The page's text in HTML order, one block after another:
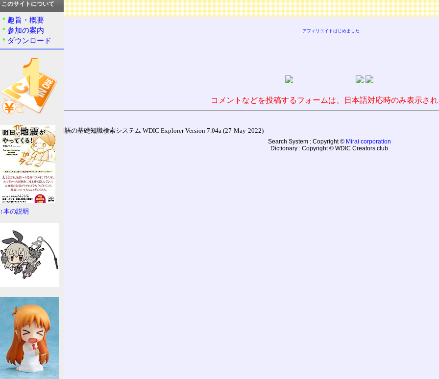
広告
アフィリエイトはじめました
コメントなどを投稿するフォームは、日本語対応時のみ表示さ
通信用語の基礎知識検索システム WDIC Explorer Version 7.04a (27-May-2022)
Search System : Copyright © Mirai corporation
Dictionary : Copyright © WDIC Creators club
このサイトについて
趣旨・概要
参加の案内
ダウンロード
↑本の説明